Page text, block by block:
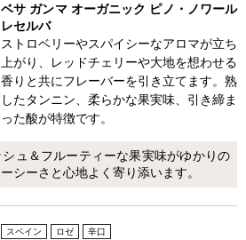
ベサ ガンマ オーガニック ピノ・ノワール
レセルバ
ストロベリーやスパイシーなアロマが立ち
上がり、レッドチェリーや大地を想わせる
香りと共にフレーバーを引き立てます。熟
したタンニン、柔らかな果実味、引き締ま
った酸が特徴です。
ュ＆フルーティーな果実味がゆかりの
シーさと心地よく寄り添います。
スペイン ロゼ 辛口